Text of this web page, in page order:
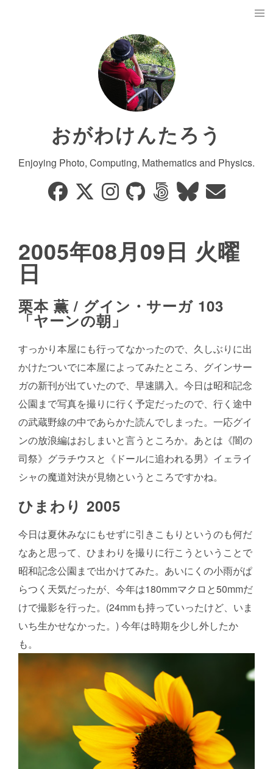
おがわけんたろう
Enjoying Photo, Computing, Mathematics and Physics.
2005年08月09日 火曜
日
栗本 薫 / グイン・サーガ 103
「ヤーンの朝」
すっかり本屋にも行ってなかったので、久しぶりに出
かけたついでに本屋によってみたところ、グインサー
ガの新刊が出ていたので、早速購入。今日は昭和記念
公園まで写真を撮りに行く予定だったので、行く途中
の武蔵野線の中であらかた読んでしまった。一応グイ
ンの放浪編はおしまいと言うところか。あとは《闇の
司祭》グラチウスと《ドールに追われる男》イェライ
シャの魔道対決が見物というところですかね。
ひまわり 2005
今日は夏休みなにもせずに引きこもりというのも何だ
なあと思って、ひまわりを撮りに行こうということで
昭和記念公園まで出かけてみた。あいにくの小雨がぱ
らつく天気だったが、今年は180mmマクロと50mmだ
けで撮影を行った。(24mmも持っていったけど、いま
いち生かせなかった。) 今年は時期を少し外したか
も。